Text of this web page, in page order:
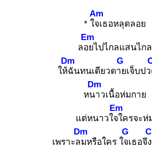
* ใจเ
Am
ธอหลุดลอย
ลอย
Em
ไปไกลแสนไกล
ให้ฉั
Dm
นทนเดียวดาย
G
เจ็บป
หนา
Dm
วเนื้อห่มกาย
แต่หนาวใจใ
Em
ครจะห่
เพราะลม
Dm
หรือใคร ใจเ
G
ธอจึง
C